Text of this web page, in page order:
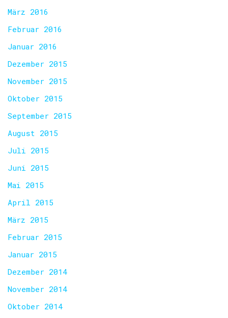
März 2016
Februar 2016
Januar 2016
Dezember 2015
November 2015
Oktober 2015
September 2015
August 2015
Juli 2015
Juni 2015
Mai 2015
April 2015
März 2015
Februar 2015
Januar 2015
Dezember 2014
November 2014
Oktober 2014